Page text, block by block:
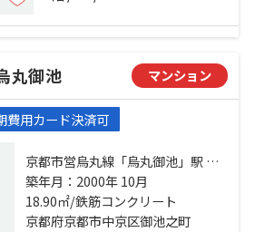
丸御池 マンション
費用カード決済可
京都市営烏丸線「烏丸御池」駅 徒
歩2分 京都市営烏丸線「丸太町」
駅 徒歩7分 京都地下鉄東西線「二条
城前」駅 徒歩9分
築年月：2000年 10月
18.90㎡/鉄筋コンクリート
京都府京都市中京区御池之町